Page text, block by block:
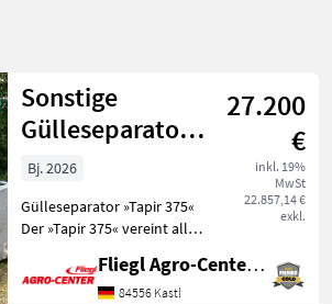
Land
946
Ergebnisse
anzeigen
Sonstige
Gülleseparator
»Tapir 375« - im
Komplettset (mi
27.200
€
inkl. 19%
MwSt
22.857,14 €
exkl.
Bj. 2026
Gülleseparator »Tapir 375«
Der »Tapir 375« vereint alle
Separators mit denen eines
Fliegl Agro-Center GmbH
84556 Kastl